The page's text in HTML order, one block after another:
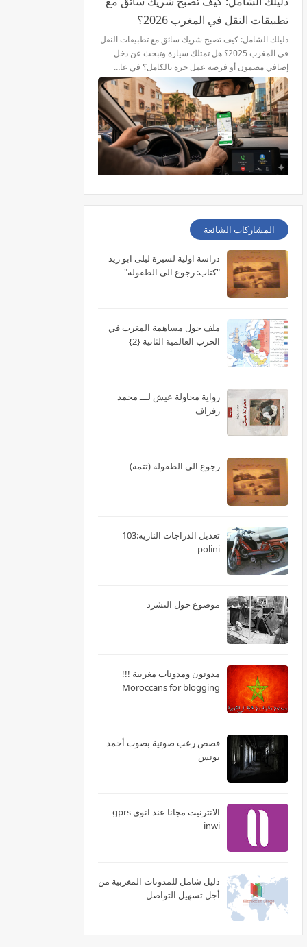
تطبيقات النقل في المغرب 2026؟
دليلك الشامل: كيف تصبح شريك سائق مع تطبيقات النقل
في المغرب 2025؟ هل تمتلك سيارة وتبحث عن دخل
إضافي مضمون أو فرصة عمل حرة بالكامل؟ في عا…
المشاركات الشائعة
دراسة اولية لسيرة ليلى ابو زيد
"كتاب: رجوع الى الطفولة"
ملف حول مساهمة المغرب في
الحرب العالمية الثانية {2}
رواية محاولة عيش لـــ محمد
زفزاف
رجوع الى الطفولة (تتمة)
تعديل الدراجات النارية:103
polini
موضوع حول التشرد
مدونون ومدونات مغربية !!!
Moroccans for blogging
قصص رعب صوتية بصوت أحمد
يونس
الانترنيت مجانا عند انوي gprs
inwi
دليل شامل للمدونات المغربية من
أجل تسهيل التواصل